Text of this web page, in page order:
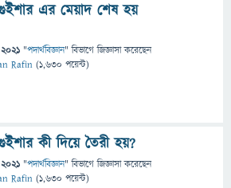
এর মেয়াদ শেষ হয়
"পদার্থবিজ্ঞান" বিভাগে জিজ্ঞাসাকরেছেন
Rafin (1,630 পয়েন্ট)
কী দিয়ে তৈরী হয়?
"পদার্থবিজ্ঞান" বিভাগে জিজ্ঞাসাকরেছেন
Rafin (1,630 পয়েন্ট)